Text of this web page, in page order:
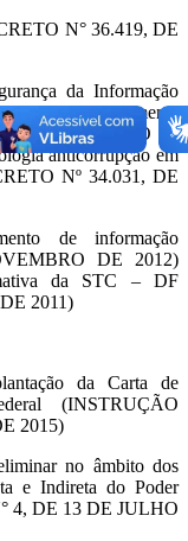
N° 36.419, DE
da Informação
2014) Regulamenta
(DECRETO Nº
anticorrupção em
Nº 34.031, DE
de informação
DE 2012)
da STC – DF
2011)
da Carta de
(INSTRUÇÃO
2015)
no âmbito dos
e Indireta do Poder
4, DE 13 DE JULHO